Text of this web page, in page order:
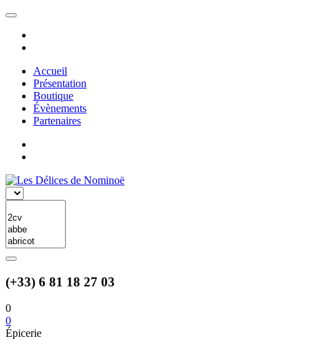
Accueil
Présentation
Boutique
Évènements
Partenaires
(+33) 6 81 18 27 03
0
0
Épicerie